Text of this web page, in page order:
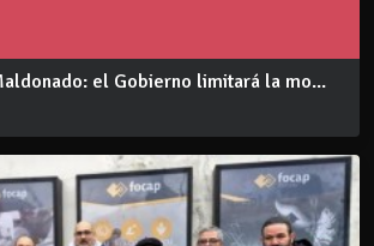
el Gobierno limitará la mo...